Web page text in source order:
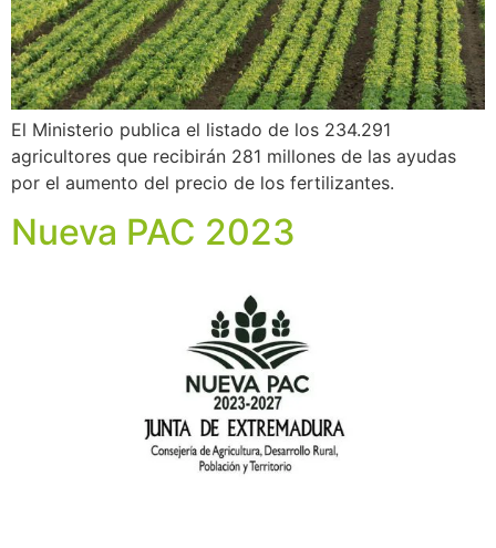
El Ministerio publica el listado de los 234.291
agricultores que recibirán 281 millones de las ayudas
por el aumento del precio de los fertilizantes.
Nueva PAC 2023